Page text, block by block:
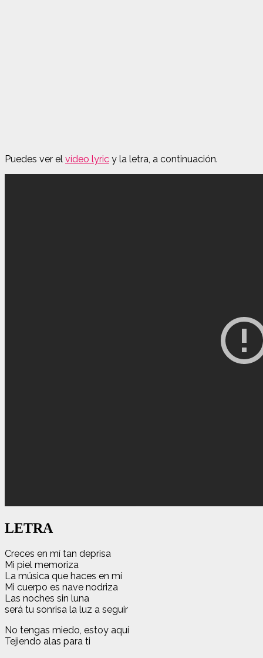
Puedes ver el vídeo lyric y la letra, a continuación.
LETRA
Creces en mí tan deprisa
Mi piel memoriza
La música que haces en mí
Mi cuerpo es nave nodriza
Las noches sin luna
será tu sonrisa la luz a seguir
No tengas miedo, estoy aquí
Tejiendo alas para ti